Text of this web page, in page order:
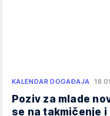
KALENDAR DOGAĐAJA
Poziv za mlade
se na takmičenje